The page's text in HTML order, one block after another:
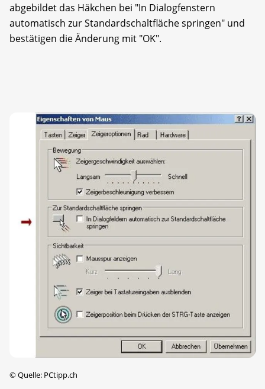
abgebildet das Häkchen bei "In Dialogfenstern
automatisch zur Standardschaltfläche springen" und
bestätigen die Änderung mit "OK".
©Quelle: PCtipp.ch